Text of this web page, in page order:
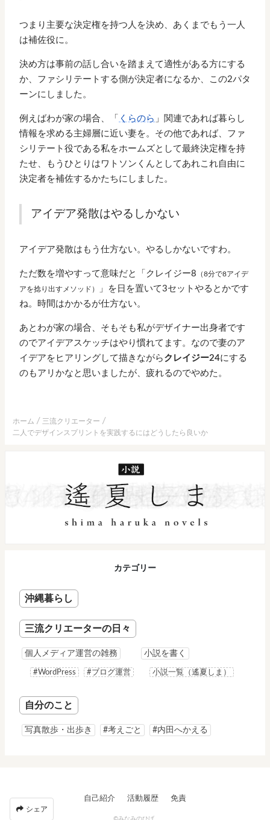
つまり主要な決定権を持つ人を決め、あくまでもう一人
は補佐役に。
決め方は事前の話し合いを踏まえて適性がある方にする
か、ファシリテートする側が決定者になるか、この2パタ
ーンにしました。
例えばわが家の場合、「 くらのら 」関連であれば暮らし
情報を求める主婦層に近い妻を。その他であれば、ファ
シリテート役である私をホームズとして最終決定権を持
たせ、もうひとりはワトソンくんとしてあれこれ自由に
決定者を補佐するかたちにしました。
アイデア発散はやるしかない
アイデア発散はもう仕方ない。やるしかないですわ。
ただ数を増やすって意味だと「クレイジー8 （8分で8アイデ
アを捻り出すメソッド）
」を日を置いて3セットやるとかです
ね。時間はかかるが仕方ない。
あとわが家の場合、そもそも私がデザイナー出身者です
のでアイデアスケッチはやり慣れてます。なので妻のア
イデアをヒアリングして描きながら クレイジー24にする
のもアリかなと思いましたが、疲れるのでやめた。
ホーム
三流クリエーター
二人でデザインスプリントを実践するにはどうしたら良いか
カテゴリー
沖縄暮らし
三流クリエーターの日々
個人メディア運営の雑務
#WordPress #ブログ運営
小説を書く
小説一覧（遙夏しま）
自分のこと
写真散歩・出歩き #考えごと #内田へかえる
自己紹介 活動履歴 免責
シェア